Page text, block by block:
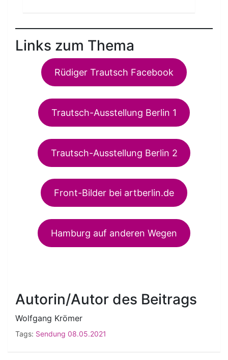
Links zum Thema
Rüdiger Trautsch Facebook
Trautsch-Ausstellung Berlin 1
Trautsch-Ausstellung Berlin 2
Front-Bilder bei artberlin.de
Hamburg auf anderen Wegen
Autorin/Autor des Beitrags
Wolfgang Krömer
Tags: Sendung 08.05.2021